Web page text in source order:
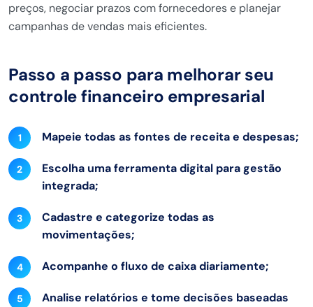
preços, negociar prazos com fornecedores e planejar
campanhas de vendas mais eficientes.
Passo a passo para melhorar seu
controle financeiro empresarial
Mapeie todas as fontes de receita e despesas;
Escolha uma ferramenta digital para gestão
integrada;
Cadastre e categorize todas as
movimentações;
Acompanhe o fluxo de caixa diariamente;
Analise relatórios e tome decisões baseadas